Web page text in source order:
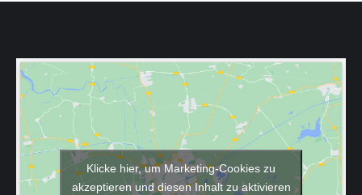
Klicke hier, um Marketing-Cookies zu
akzeptieren und diesen Inhalt zu aktivieren